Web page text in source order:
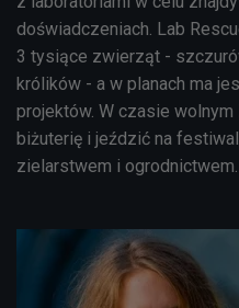
doświadczeniach. Lab
3 tysiące zwierząt -
królików - a w planach ma
projektów. W czasie
biżuterię i jeździć na
zielarstwem i ogrodnictwem.